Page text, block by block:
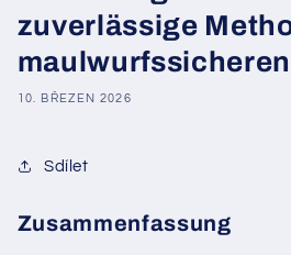
zuverlässige
10. BŘEZEN 2026
Sdílet
Zusammenfassung